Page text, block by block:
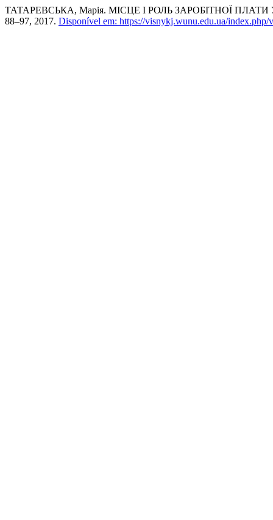
ТАТАРЕВСЬКА, Марія. МІСЦЕ І РОЛЬ ЗАРОБІТНОЇ
88–97, 2017. Disponível em: https://visnykj.wunu.edu.ua/